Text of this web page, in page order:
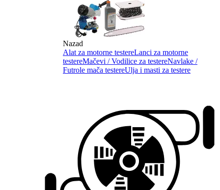
Nazad
Alat za motorne testereLanci za motorne
testereMačevi / Vodilice za testereNavlake /
Futrole mača testereUlja i masti za testere